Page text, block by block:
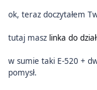
ok, teraz doczytałem
tutaj masz linka do
w sumie taki E-520 +
pomysł.